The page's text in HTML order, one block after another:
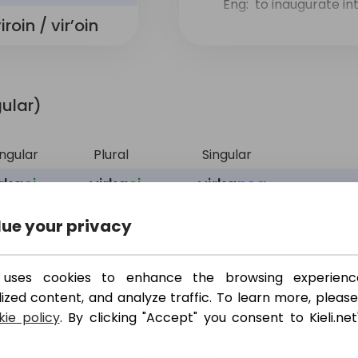
/ vir’oin
Eng: to inaugurate
Plural Singular
si virkasi virkansa
si virkojesi virkansa
si virkoihisi virkaansa
si/
viroissasi/
virassansa /
your privacy
uses cookies to enhance the browsing
content, and analyze traffic. To learn more,
policy. By clicking "Accept" you consent to